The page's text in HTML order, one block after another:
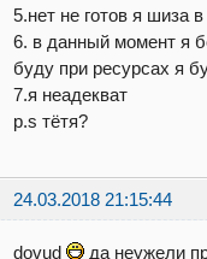
5.нет не готов я шиза
6. в данный момент я
буду при ресурсах я
7.я неадекват
p.s тётя?
24.03.2018 21:15:44
dovud да неужели